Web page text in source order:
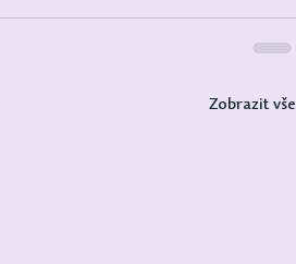
Zobrazit vše